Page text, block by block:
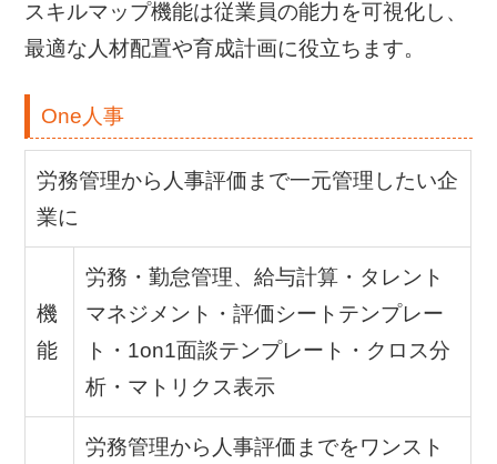
スキルマップ機能は従業員の能力を可視化し、
最適な人材配置や育成計画に役立ちます。
One人事
労務管理から人事評価まで一元管理したい企
業に
機
能
労務・勤怠管理、給与計算・タレント
マネジメント・評価シートテンプレー
ト・1on1面談テンプレート・クロス分
析・マトリクス表示
労務管理から人事評価までをワンスト